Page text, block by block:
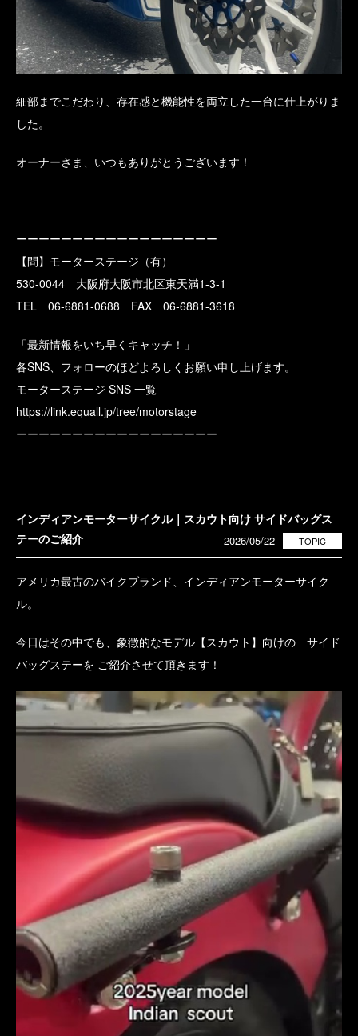
細部までこだわり、存在感と機能性を両立した一台に仕上がりま
した。
オーナーさま、いつもありがとうございます！
ーーーーーーーーーーーーーーーーーー
【問】モーターステージ（有）
530-0044 大阪府大阪市北区東天満1-3-1
TEL 06-6881-0688 FAX 06-6881-3618
「最新情報をいち早くキャッチ！」
各SNS、フォローのほどよろしくお願い申し上げます。
モーターステージ SNS 一覧
https://link.equall.jp/tree/motorstage
ーーーーーーーーーーーーーーーーーー
インディアンモーターサイクル｜スカウト向け サイドバッグス
テーのご紹介
TOPIC
2026/05/22
アメリカ最古のバイクブランド、インディアンモーターサイク
ル。
今日はその中でも、象徴的なモデル【スカウト】向けの サイド
バッグステーを ご紹介させて頂きます！